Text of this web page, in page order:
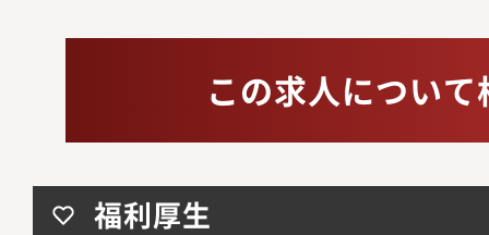
この求人につい
福利厚生